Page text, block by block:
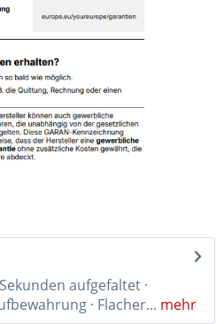
aufgefaltet ·
· Flacher... mehr